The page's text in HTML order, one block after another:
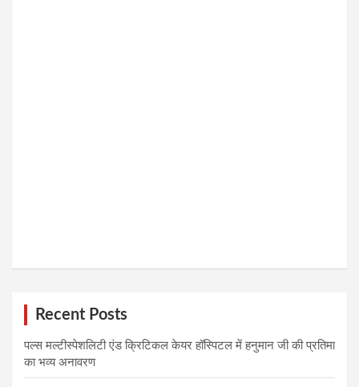
Recent Posts
पल्स मल्टीस्पेशलिटी एंड क्रिटिकल केयर हॉस्पिटल में हनुमान जी की प्रतिमा
का भव्य अनावरण